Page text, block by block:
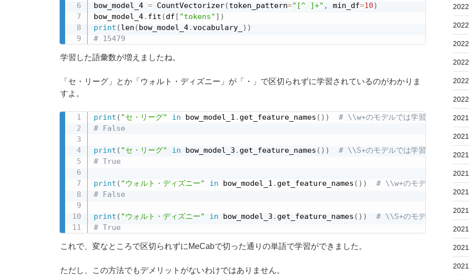
bow_model_4 = CountVectorizer(token_pattern="[^ ]+" , min_df=10)
bow_model_4. fit (df [ "tokens" ] )
print (len (bow_model_4.vocabulary_ ) )
# 15479
学習した語彙数が増えましたね。
「セ・リーグ」とか「ウォルト・ディズニー」が「・」で区切られずに学習されているのがわかりま
すよ。
print ( "セ・リーグ" in bow_model_1 . get_feature_names ( ) )
# \\w+のモデルでは学習されていな
# False
print ( "セ・リーグ" in bow_model_3 . get_feature_names ( ) )
# \\S+のモデルでは学習されている
# True
print ( "ウォルト・ディズニー" in bow_model_1 . get_feature_names ( ) )
# \\w+のモデルでは学習
# False
print ( "ウォルト・ディズニー" in bow_model_3 . get_feature_names ( ) )
# \\S+のモデルでは学習さ
# True
これで、変なところで区切られずにMeCabで切った通りの単語で学習ができました。
ただし、この方法でもデメリットがないわけではありません。